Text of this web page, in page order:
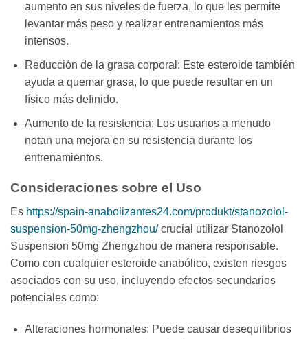
aumento en sus niveles de fuerza, lo que les permite
levantar más peso y realizar entrenamientos más
intensos.
Reducción de la grasa corporal: Este esteroide también
ayuda a quemar grasa, lo que puede resultar en un
físico más definido.
Aumento de la resistencia: Los usuarios a menudo
notan una mejora en su resistencia durante los
entrenamientos.
Consideraciones sobre el Uso
Es https://spain-anabolizantes24.com/produkt/stanozolol-
suspension-50mg-zhengzhou/crucial utilizar Stanozolol
Suspension 50mg Zhengzhou de manera responsable.
Como con cualquier esteroide anabólico, existen riesgos
asociados con su uso, incluyendo efectos secundarios
potenciales como:
Alteraciones hormonales: Puede causar desequilibrios